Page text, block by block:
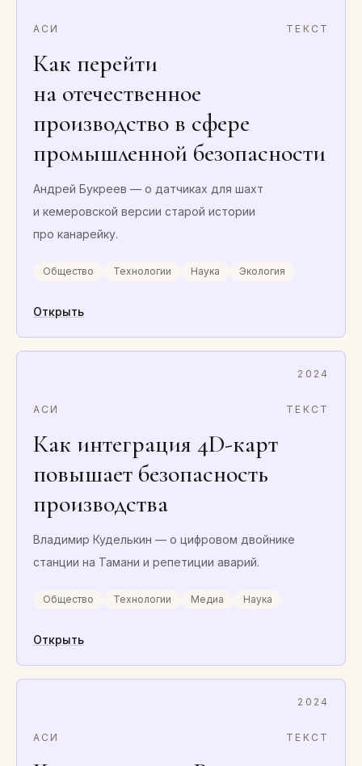
АСИ ТЕКСТ
Как перейти
на отечественное
производство в сфере
промышленной безопасности
Андрей Букреев — о датчиках для шахт
и кемеровской версии старой истории
про канарейку.
Общество Технологии Наука Экология
Открыть
2024
АСИ ТЕКСТ
Как интеграция 4D-карт
повышает безопасность
производства
Владимир Куделькин — о цифровом двойнике
станции на Тамани и репетиции аварий.
Общество Технологии Медиа Наука
Открыть
2024
АСИ ТЕКСТ